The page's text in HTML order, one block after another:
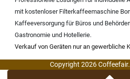
mit kostenloser Filterkaffeemaschine
Kaffeeversorgung für Büros und
Gastronomie und Hotellerie.
Verkauf von Geräten nur an gewerbliche
Copyright 2026